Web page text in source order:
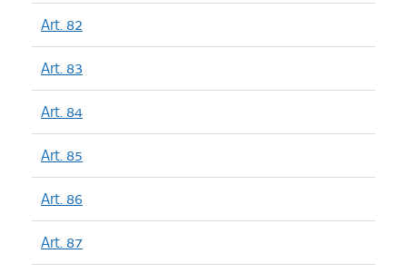
Art. 82
Art. 83
Art. 84
Art. 85
Art. 86
Art. 87